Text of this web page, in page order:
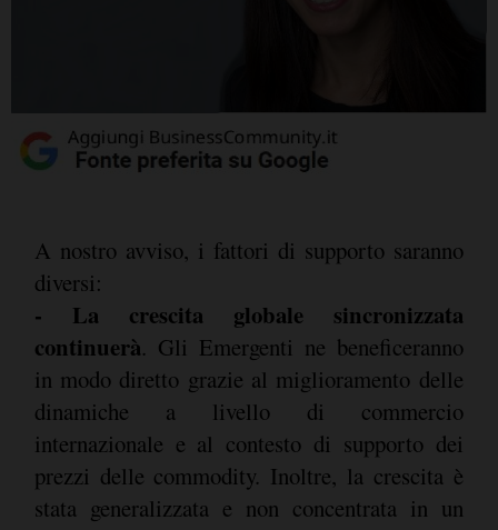
A nostro avviso, i fattori di supporto saranno
diversi:
- La crescita globale sincronizzata
continuerà. Gli Emergenti ne beneficeranno
in modo diretto grazie al miglioramento delle
dinamiche a livello di commercio
internazionale e al contesto di supporto dei
prezzi delle commodity. Inoltre, la crescita è
stata generalizzata e non concentrata in un